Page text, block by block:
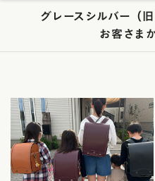
グレースシルバー（
お客さま